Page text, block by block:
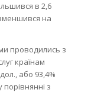
в 2,6
на
проводились з
країнам
або 93,4%
з